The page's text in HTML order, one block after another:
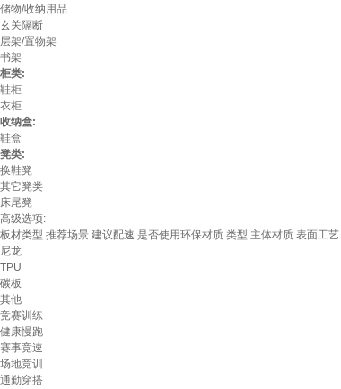
储物/收纳用品
玄关隔断
层架/置物架
书架
柜类:
鞋柜
衣柜
收纳盒:
鞋盒
凳类:
换鞋凳
其它凳类
床尾凳
高级选项:
板材类型 推荐场景 建议配速 是否使用环保材质 类型 主体材质 表面工艺
尼龙
TPU
碳板
其他
竞赛训练
健康慢跑
赛事竞速
场地竞训
通勤穿搭